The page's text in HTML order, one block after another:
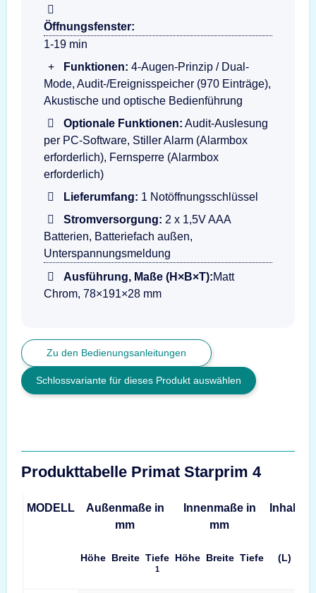
Öffnungsfenster:
1-19 min
Funktionen: 4-Augen-Prinzip / Dual-
Mode, Audit-/Ereignisspeicher (970 Einträge),
Akustische und optische Bedienführung
Optionale Funktionen: Audit-Auslesung
per PC-Software, Stiller Alarm (Alarmbox
erforderlich), Fernsperre (Alarmbox
erforderlich)
Lieferumfang: 1 Notöffnungsschlüssel
Stromversorgung: 2 x 1,5V AAA
Batterien, Batteriefach außen,
Unterspannungsmeldung
Ausführung, Maße (H×B×T):Matt
Chrom, 78×191×28 mm
Zu den Bedienungsanleitungen
Schlossvariante für dieses Produkt auswählen
Produkttabelle Primat Starprim 4
MODELL
Außenmaße in
mm
Innenmaße in
mm
Inhalt
Höhe Breite Tiefe
1
Höhe Breite Tiefe (L)